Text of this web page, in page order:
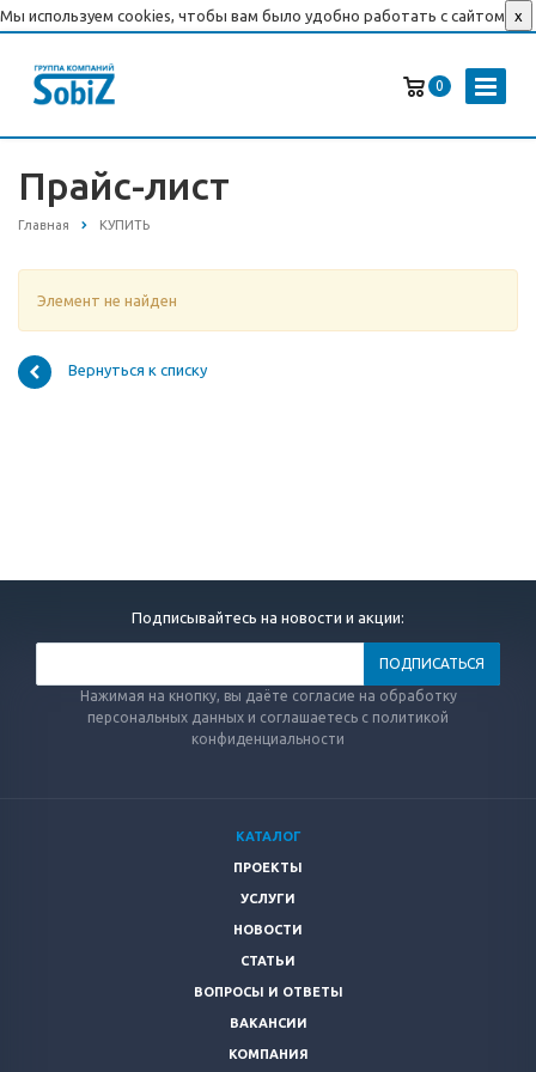
Мы используем cookies, чтобы вам было удобно работать с сайтом x
0
Прайс-лист
Главная КУПИТЬ
Элемент не найден
Вернуться к списку
Подписывайтесь на новости и акции:
Нажимая на кнопку, вы даёте согласие на обработку
персональных данных и соглашаетесь с политикой
конфиденциальности
КАТАЛОГ
ПРОЕКТЫ
УСЛУГИ
НОВОСТИ
СТАТЬИ
ВОПРОСЫ И ОТВЕТЫ
ВАКАНСИИ
КОМПАНИЯ